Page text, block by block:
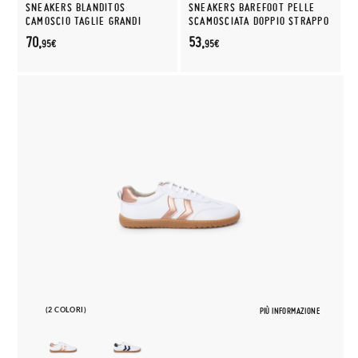
SNEAKERS BLANDITOS
CAMOSCIO TAGLIE GRANDI
70,95€
SNEAKERS BAREFOOT PELLE
SCAMOSCIATA DOPPIO STRAPPO
53,95€
(2 COLORI) PIÙ INFORMAZIONE